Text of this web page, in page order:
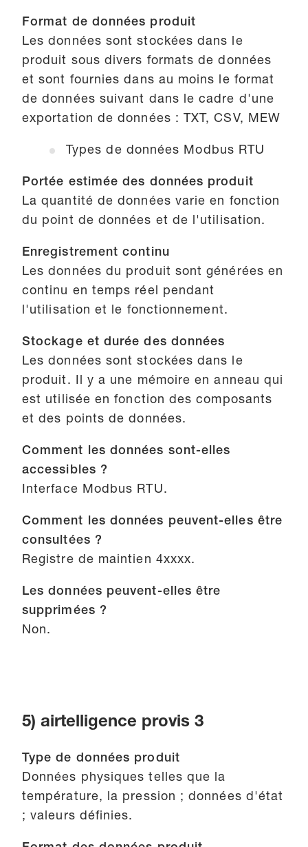
Format de données produit
Les données sont stockées dans le
produit sous divers formats de données
et sont fournies dans au moins le format
de données suivant dans le cadre d'une
exportation de données : TXT, CSV, MEW
Types de données Modbus RTU
Portée estimée des données produit
La quantité de données varie en fonction
du point de données et de l'utilisation.
Enregistrement continu
Les données du produit sont générées en
continu en temps réel pendant
l'utilisation et le fonctionnement.
Stockage et durée des données
Les données sont stockées dans le
produit. Il y a une mémoire en anneau qui
est utilisée en fonction des composants
et des points de données.
Comment les données sont-elles
accessibles ?
Interface Modbus RTU.
Comment les données peuvent-elles être
consultées ?
Registre de maintien 4xxxx.
Les données peuvent-elles être
supprimées ?
Non.
5) airtelligence provis 3
Type de données produit
Données physiques telles que la
température, la pression ; données d'état
; valeurs définies.